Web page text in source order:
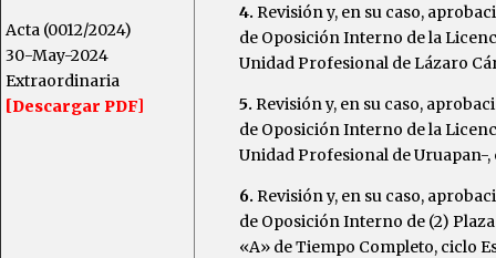
Acta (0012/2024)
30-May-2024
Extraordinaria
[Descargar PDF]
4. Revisión y, en su caso,
de Oposición Interno de la
Unidad Profesional de Lázaro
5. Revisión y, en su caso,
de Oposición Interno de la
Unidad Profesional de Uruapan-,
6. Revisión y, en su caso,
de Oposición Interno de (2)
«A» de Tiempo Completo, ciclo